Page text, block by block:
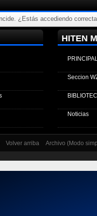
¿Estás accediendo
HITEN
Seccion
Noticias
Volver arriba Archivo (Modo